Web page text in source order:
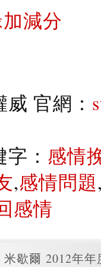
減分
威 官網：
： 感情
,感情問題
感情
米歇爾 2012年